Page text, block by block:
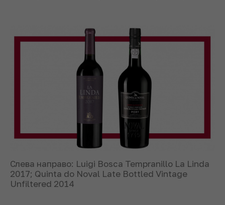
Слева направо: Luigi Bosca Tempranillo La Linda
2017; Quinta do Noval Late Bottled Vintage
Unfiltered 2014